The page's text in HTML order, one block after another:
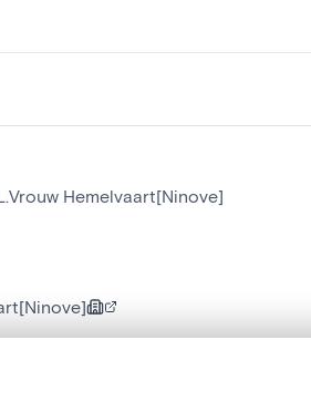
Hemelvaart[Ninove]